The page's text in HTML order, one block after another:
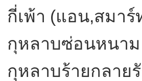
กี่เพ้า (แอน,สมา
กุหลาบซ่อนหนา
กุหลาบร้ายกลาย